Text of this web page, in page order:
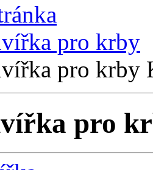
pro krby
pro krby
pro